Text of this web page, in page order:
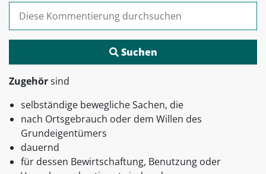
Suchen nach:
Zugehörsind
selbständige bewegliche Sachen, die
nach Ortsgebrauch oder dem Willen des
Grundeigentümers
dauernd
für dessen Bewirtschaftung, Benutzung oder